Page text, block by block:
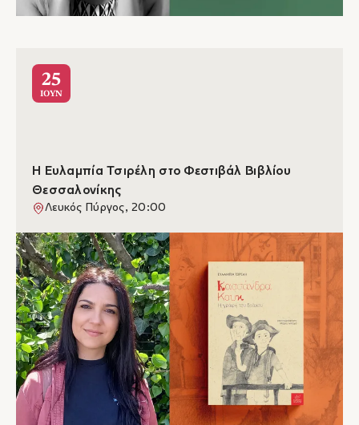
25
ΙΟΥΝ
Η Ευλαμπία Τσιρέλη στο Φεστιβάλ Βιβλίου
Θεσσαλονίκης
Λευκός Πύργος, 20:00